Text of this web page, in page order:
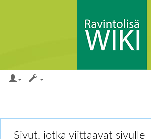
valikkoon
Sivut, jotka viittaavat sivulle